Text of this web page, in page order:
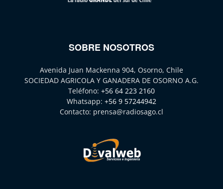
SOBRE NOSOTROS
Avenida Juan Mackenna 904, Osorno, Chile
SOCIEDAD AGRICOLA Y GANADERA DE OSORNO A.G.
Teléfono: +56 64 223 2160
Whatsapp: +56 9 57244942
Contacto: prensa@radiosago.cl